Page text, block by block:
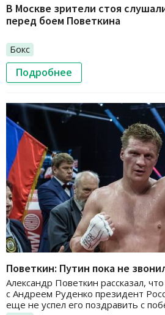
В Москве зрители стоя
перед боем Поветкина
Бокс
Подробнее
Поветкин: Путин пока не
Александр Поветкин рассказал,
с Андреем Руденко президент
еще не успел его поздравить с